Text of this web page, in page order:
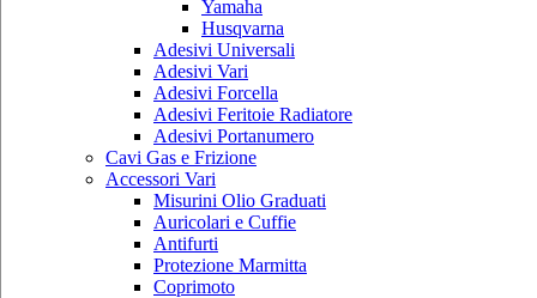
Yamaha
Husqvarna
Adesivi Universali
Adesivi Vari
Adesivi Forcella
Adesivi Feritoie Radiatore
Adesivi Portanumero
Cavi Gas e Frizione
Accessori Vari
Misurini Olio Graduati
Auricolari e Cuffie
Antifurti
Protezione Marmitta
Coprimoto